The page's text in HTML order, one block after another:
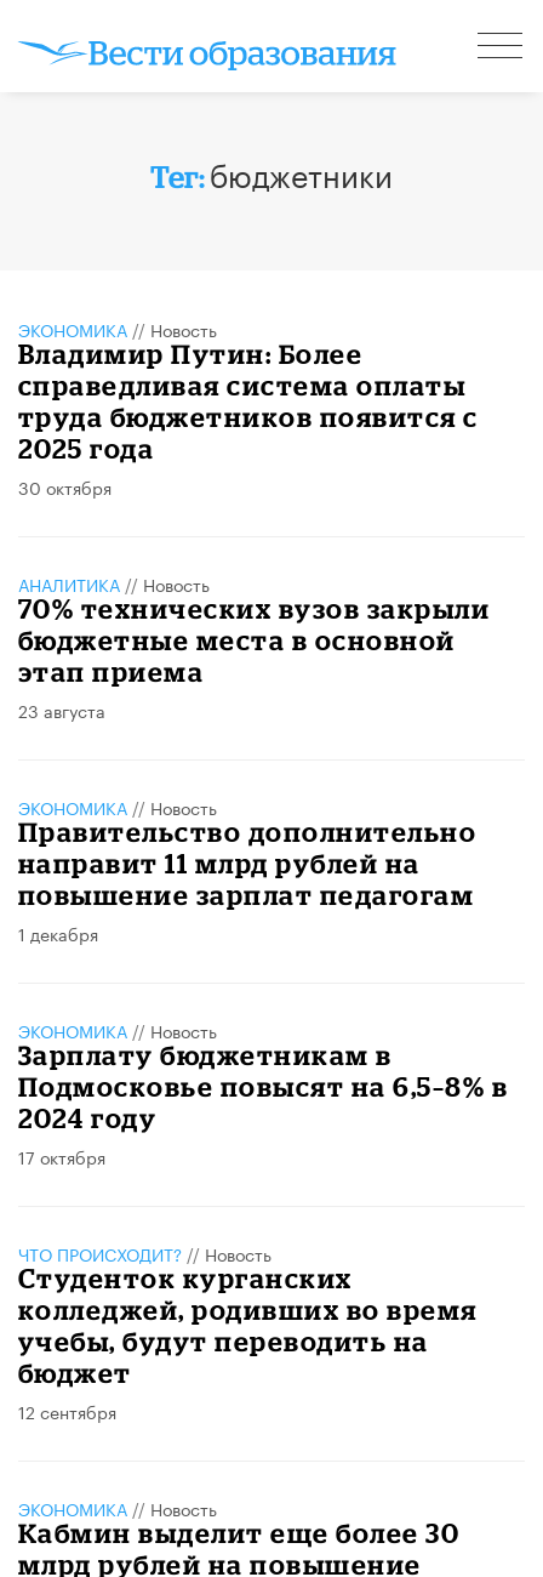
Тег:бюджетники
ЭКОНОМИКА // Новость
Владимир Путин: Более
справедливая система оплаты
труда бюджетников появится с
2025 года
30 октября
АНАЛИТИКА // Новость
70% технических вузов закрыли
бюджетные места в основной
этап приема
23 августа
ЭКОНОМИКА // Новость
Правительство дополнительно
направит 11 млрд рублей на
повышение зарплат педагогам
1 декабря
ЭКОНОМИКА // Новость
Зарплату бюджетникам в
Подмосковье повысят на 6,5–8% в
2024 году
17 октября
ЧТО ПРОИСХОДИТ? // Новость
Студенток курганских
колледжей, родивших во время
учебы, будут переводить на
бюджет
12 сентября
ЭКОНОМИКА // Новость
Кабмин выделит еще более 30
млрд рублей на повышение